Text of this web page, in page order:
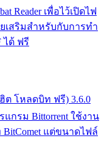
Reader เพื่อไว้เปิดไฟ
เสริมสำหรับกับการทำ
ได้ ฟรี
ต โหลดบิท ฟรี) 3.6.0
กรม Bittorrent ใช้งาน
แต่ขนาดไฟล์